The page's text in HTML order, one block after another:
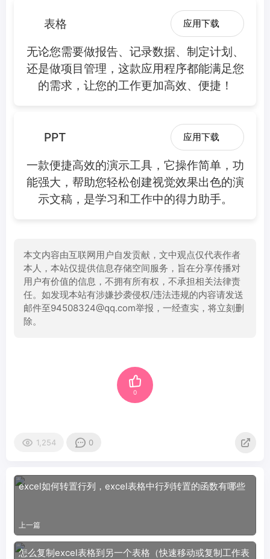
表格 应用下载
无论您需要做报告、记录数据、制定计划、
还是做项目管理，这款应用程序都能满足您
的需求，让您的工作更加高效、便捷！
PPT 应用下载
一款便捷高效的演示工具，它操作简单，功
能强大，帮助您轻松创建视觉效果出色的演
示文稿，是学习和工作中的得力助手。
本文内容由互联网用户自发贡献，文中观点仅代表作者
本人，本站仅提供信息存储空间服务，旨在分享传播对
用户有价值的信息，不拥有所有权，不承担相关法律责
任。如发现本站有涉嫌抄袭侵权/违法违规的内容请发送
邮件至94508324@qq.com举报，一经查实，将立刻删
除。
0
1,254 0
excel如何转置行列，excel表格中行列转置的函数有哪些
上一篇
怎么复制excel表格到另一个表格（快速移动或复制工作表